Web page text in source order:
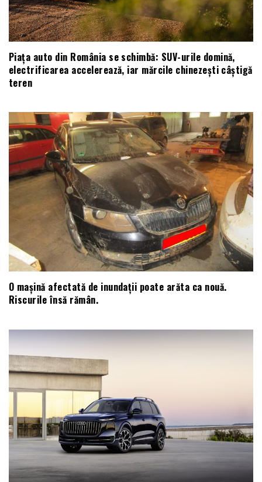
Piața auto din România se schimbă: SUV-urile domină,
electrificarea accelerează, iar mărcile chinezești câștigă
teren
O mașină afectată de inundații poate arăta ca nouă.
Riscurile însă rămân.